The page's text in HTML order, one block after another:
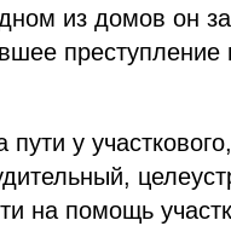
из домов он
преступление
у
на помощь